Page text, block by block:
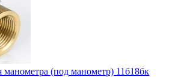
манометра (под манометр) 11б18бк